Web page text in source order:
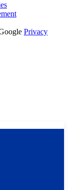
Privacy